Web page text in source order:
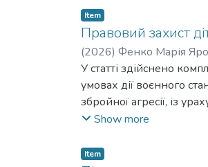
про поступовий перехід
орієнтована на
доступу, партнерства,
як активний учасник
нерівномірність
чинниками.
залежить
інклюзивної освіти в
позитивного
Item
Правовий захист
(2026) Фенко Марія
У статті здійснено
умовах дії воєнного
збройної агресії, із
України «Про охорону
інклюзивної освіти та
Show more
Item